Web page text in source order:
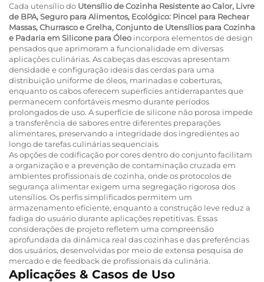
Cada utensílio do Utensílio de Cozinha Resistente ao Calor, Livre
de BPA, Seguro para Alimentos, Ecológico: Pincel para Rechear
Massas, Churrasco e Grelha, Conjunto de Utensílios para Cozinha
e Padaria em Silicone para Óleo incorpora elementos de design
pensados que aprimoram a funcionalidade em diversas
aplicações culinárias. As cabeças das escovas apresentam
densidade e configuração ideais das cerdas para uma
distribuição uniforme de óleos, marinadas e coberturas,
enquanto os cabos oferecem superfícies antiderrapantes que
permanecem confortáveis mesmo durante períodos
prolongados de uso. A superfície de silicone não porosa impede
a transferência de sabores entre diferentes preparações
alimentares, preservando a integridade dos ingredientes ao
longo de tarefas culinárias sequenciais.
As opções de codificação por cores dentro do conjunto facilitam
a organização e a prevenção de contaminação cruzada em
ambientes profissionais de cozinha, onde os protocolos de
segurança alimentar exigem uma segregação rigorosa dos
utensílios. Os perfis simplificados permitem um
armazenamento eficiente, enquanto a construção leve reduz a
fadiga do usuário durante aplicações repetitivas. Essas
considerações de projeto refletem uma compreensão
aprofundada da dinâmica real das cozinhas e das preferências
dos usuários, desenvolvidas por meio de extensa pesquisa de
mercado e de feedback de profissionais da culinária.
Aplicações & Casos de Uso